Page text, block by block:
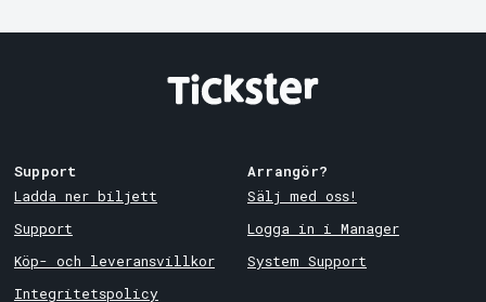
Support
Ladda ner biljett
Support
Köp- och leveransvillkor
Integritetspolicy
Arrangör?
Sälj med oss!
Logga in i Manager
System Support